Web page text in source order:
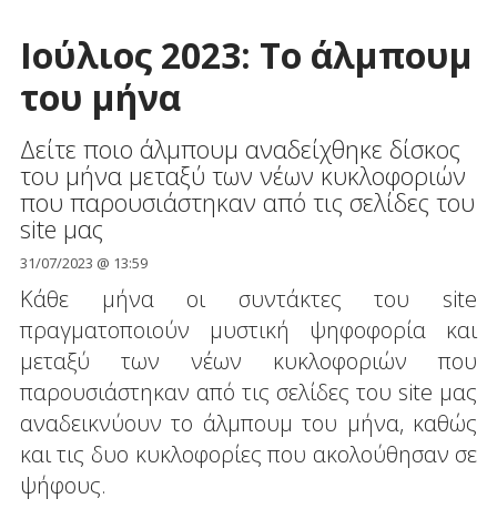
Ιούλιος 2023: Το άλμπουμ
του μήνα
Δείτε ποιο άλμπουμ αναδείχθηκε δίσκος
του μήνα μεταξύ των νέων κυκλοφοριών
που παρουσιάστηκαν από τις σελίδες του
site μας
31/07/2023 @ 13:59
Κάθε μήνα οι συντάκτες του site
πραγματοποιούν μυστική ψηφοφορία και
μεταξύ των νέων κυκλοφοριών που
παρουσιάστηκαν από τις σελίδες του site μας
αναδεικνύουν το άλμπουμ του μήνα, καθώς
και τις δυο κυκλοφορίες που ακολούθησαν σε
ψήφους.